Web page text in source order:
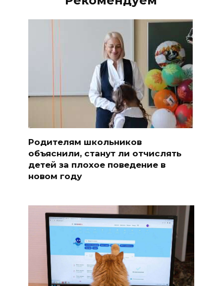
Родителям школьников
объяснили, станут ли отчислять
детей за плохое поведение в
новом году